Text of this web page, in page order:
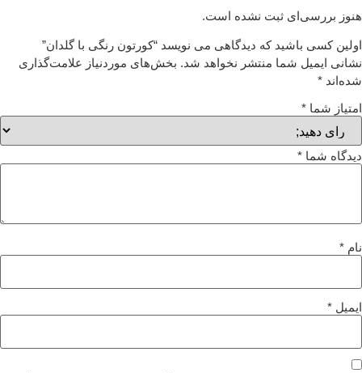
بررسی‌ای ثبت نشده است.
کسی باشید که دیدگاهی می نویسد “کورتون رنگی با گلدان”
ایمیل شما منتشر نخواهد شد. بخش‌های موردنیاز علامت‌گذاری
*
شما*
شما*
*
*